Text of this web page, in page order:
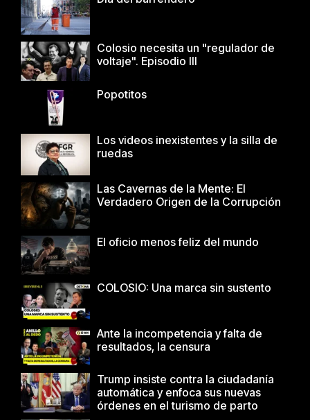
Colosio necesita un "regulador de
voltaje". Episodio III
Popotitos
Los videos inexistentes y la silla de
ruedas
Las Cavernas de la Mente: El
Verdadero Origen de la Corrupción
El oficio menos feliz del mundo
COLOSIO: Una marca sin sustento
Ante la incompetencia y falta de
resultados, la censura
Trump insiste contra la ciudadanía
automática y enfoca sus nuevas
órdenes en el turismo de parto